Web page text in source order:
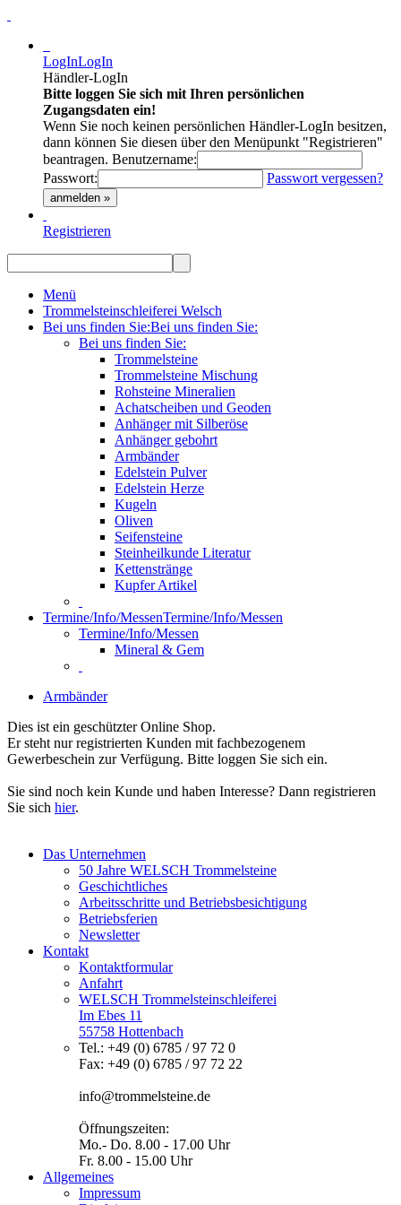
LogInLogIn
Händler-LogIn
Bitte loggen Sie sich mit Ihren persönlichen
Zugangsdaten ein!
Wenn Sie noch keinen persönlichen Händler-LogIn besitzen,
dann können Sie diesen über den Menüpunkt "Registrieren"
beantragen. Benutzername:
Passwort:
Passwort vergessen?
anmelden »
Registrieren
Menü
Trommelsteinschleiferei Welsch
Bei uns finden Sie:Bei uns finden Sie:
Bei uns finden Sie:
Trommelsteine
Trommelsteine Mischung
Rohsteine Mineralien
Achatscheiben und Geoden
Anhänger mit Silberöse
Anhänger gebohrt
Armbänder
Edelstein Pulver
Edelstein Herze
Kugeln
Oliven
Seifensteine
Steinheilkunde Literatur
Kettenstränge
Kupfer Artikel
Termine/Info/MessenTermine/Info/Messen
Termine/Info/Messen
Mineral & Gem
Armbänder
Dies ist ein geschützter Online Shop.
Er steht nur registrierten Kunden mit fachbezogenem
Gewerbeschein zur Verfügung. Bitte loggen Sie sich ein.
Sie sind noch kein Kunde und haben Interesse? Dann registrieren
Sie sich hier.
Das Unternehmen
50 Jahre WELSCH Trommelsteine
Geschichtliches
Arbeitsschritte und Betriebsbesichtigung
Betriebsferien
Newsletter
Kontakt
Kontaktformular
Anfahrt
WELSCH Trommelsteinschleiferei
Im Ebes 11
55758 Hottenbach
Tel.: +49 (0) 6785 / 97 72 0
Fax: +49 (0) 6785 / 97 72 22
info@trommelsteine.de
Öffnungszeiten:
Mo.- Do. 8.00 - 17.00 Uhr
Fr. 8.00 - 15.00 Uhr
Allgemeines
Impressum